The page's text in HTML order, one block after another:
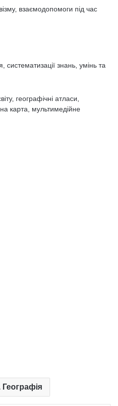
взаємодопомоги під час
систематизації знань, умінь та
географічні атласи,
карта, мультимедійне
Географія